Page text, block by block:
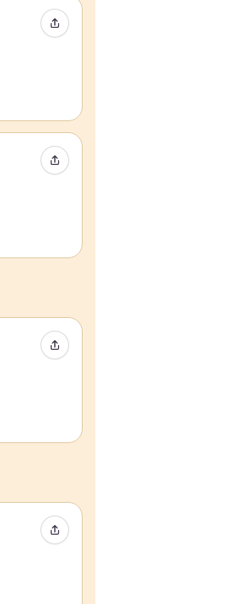
Condividi evento
Condividi evento
Condividi evento
Condividi evento